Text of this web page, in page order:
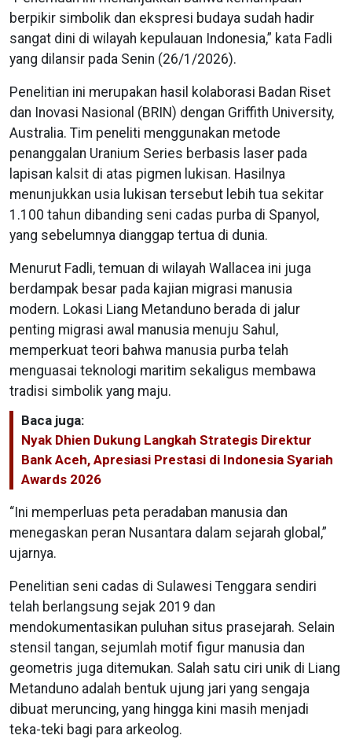
berpikir simbolik dan ekspresi budaya sudah hadir
sangat dini di wilayah kepulauan Indonesia,” kata Fadli
yang dilansir pada Senin (26/1/2026).
Penelitian ini merupakan hasil kolaborasi Badan Riset
dan Inovasi Nasional (BRIN) dengan Griffith University,
Australia. Tim peneliti menggunakan metode
penanggalan Uranium Series berbasis laser pada
lapisan kalsit di atas pigmen lukisan. Hasilnya
menunjukkan usia lukisan tersebut lebih tua sekitar
1.100 tahun dibanding seni cadas purba di Spanyol,
yang sebelumnya dianggap tertua di dunia.
Menurut Fadli, temuan di wilayah Wallacea ini juga
berdampak besar pada kajian migrasi manusia
modern. Lokasi Liang Metanduno berada di jalur
penting migrasi awal manusia menuju Sahul,
memperkuat teori bahwa manusia purba telah
menguasai teknologi maritim sekaligus membawa
tradisi simbolik yang maju.
Baca juga:
Nyak Dhien Dukung Langkah Strategis Direktur
Bank Aceh, Apresiasi Prestasi di Indonesia Syariah
Awards 2026
“Ini memperluas peta peradaban manusia dan
menegaskan peran Nusantara dalam sejarah global,”
ujarnya.
Penelitian seni cadas di Sulawesi Tenggara sendiri
telah berlangsung sejak 2019 dan
mendokumentasikan puluhan situs prasejarah. Selain
stensil tangan, sejumlah motif figur manusia dan
geometris juga ditemukan. Salah satu ciri unik di Liang
Metanduno adalah bentuk ujung jari yang sengaja
dibuat meruncing, yang hingga kini masih menjadi
teka-teki bagi para arkeolog.